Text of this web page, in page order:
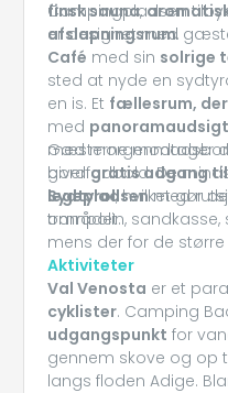
finsk sauna,
afslapningsrum.
Campingpladsen
er designet med
Café med sin solrige
sted at nyde en
en is. Et fællesrum,
med
med
bordfodbold. De
legepladsenmed
trampolin,
mens der for de større
Gæsterne modtager
givergratis adgang
Sydtyrol, hvilket gør
området.
Aktiviteter
Val Venosta er et
cyklister. Camping
udgangspunkt for
gennem skove og op
langs floden Adige.